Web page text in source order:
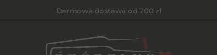
Darmowa dostawa od 700 zł